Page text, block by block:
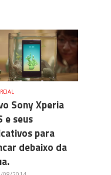
Sony Xperia
e seus
para
debaixo da